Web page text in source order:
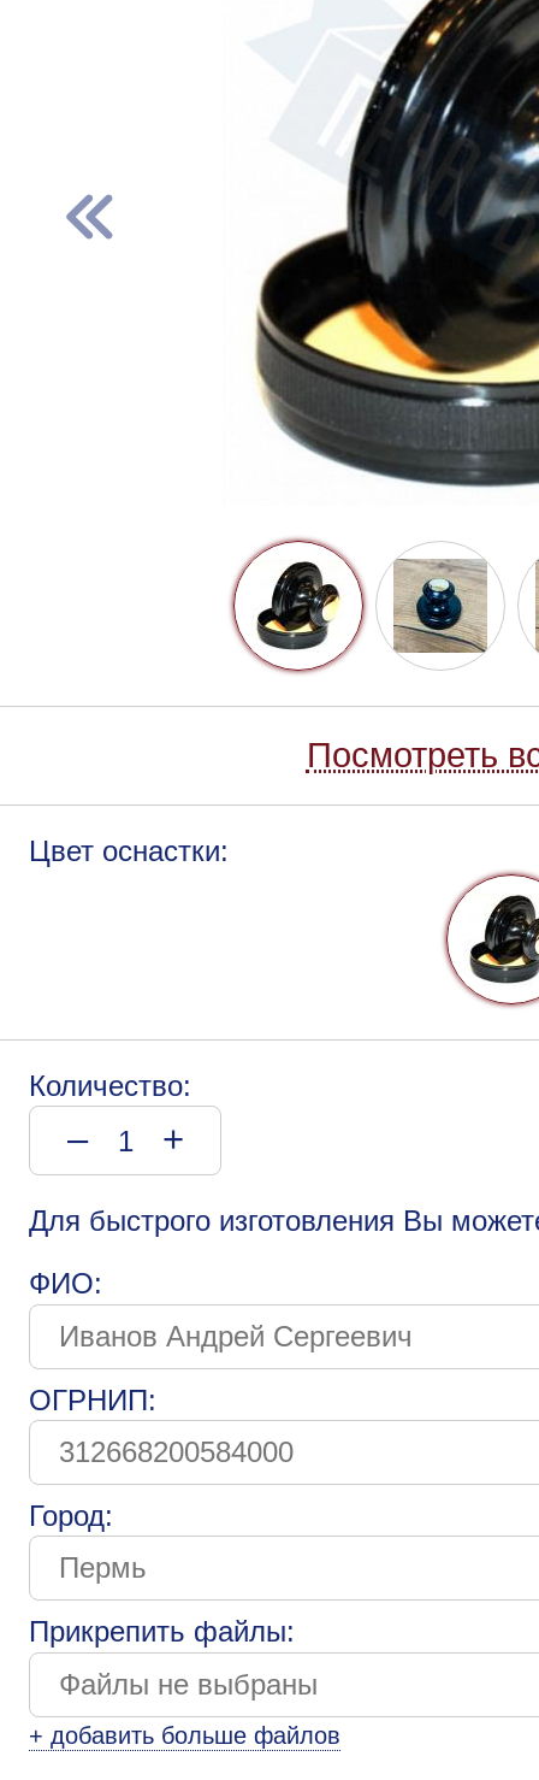
Посмотреть
Цвет оснастки:
Количество:
– +
Для быстрого изготовления Вы
ФИО:
ОГРНИП:
Город:
Прикрепить файлы:
+ добавить больше файлов